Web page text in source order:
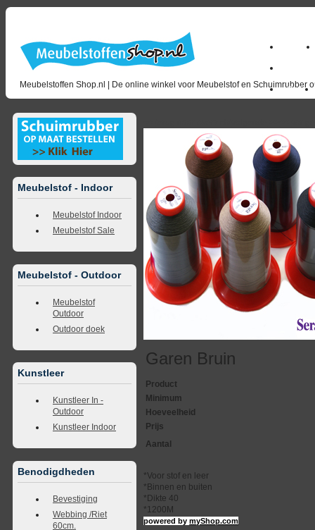
Meubelstoffen Shop.nl | De online winkel voor Meubelstof en Schuimrubber
Home
Outlet
Meubelstof - Indoor
Meubelstof Indoor
Meubelstof Sale
Meubelstof - Outdoor
Meubelstof
Outdoor
Outdoor doek
Kunstleer
Kunstleer In -
Outdoor
Kunstleer Indoor
Benodigdheden
Bevestiging
Webbing /Riet
60cm.
Garen Bruin
Product
Minimum
Hoeveelheid
Prijs
Aantal
*Voor stof en leer
*Binnen en buiten
*Dikte 40
*1200M
powered bymyShop.com